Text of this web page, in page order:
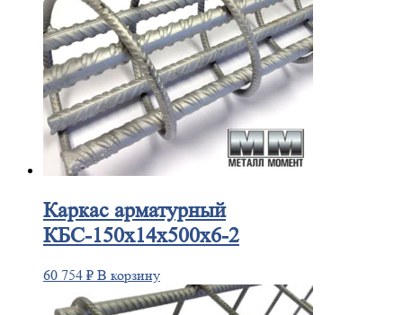
Каркас арматурный
КБС-150х14х500х6-2
60 754 ₽ В корзину